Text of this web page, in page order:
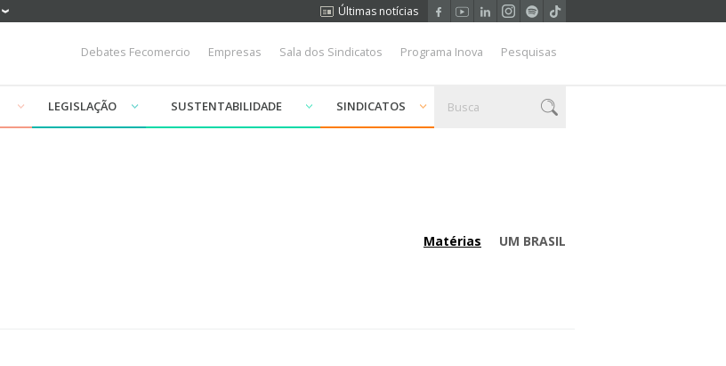
Últimas notícias
Debates Fecomercio Empresas Sala dos Sindicatos Programa Inova Pesquisas
LEGISLAÇÃO SUSTENTABILIDADE SINDICATOS
Matérias UM BRASIL